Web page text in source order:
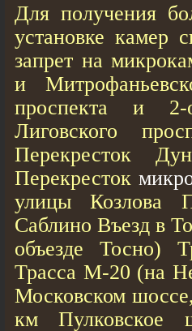
Для получения
установке камер
запрет на
и
проспекта и 2-
Лиговского
Перекресток
Перекресток
улицы Козлова
Саблино Въезд в
объезде Тосно)
Трасса М-20 (на
Московском
км Пулковское